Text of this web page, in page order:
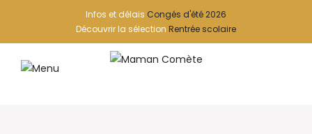
Infos et délais Congés d'été 2026
Découvrir la sélection Rentrée scolaire